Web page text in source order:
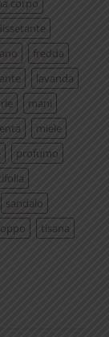
corpo
fredda
lavanda
mani
miele
profumo
sandalo
tisana